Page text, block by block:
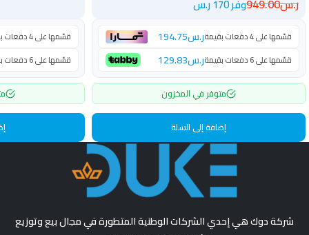
ر.س949.00وفر 170 ر.س
قسّمها على 4 دفعات بقيمة ر.س194.75
قسّمها على 6 دفعات بقيمة ر.س129.83
متوفر في المخزون
إضافة إلى السلة
قسّمها على 4 دفعات بقيمة
قسّمها على 6 دفعات بقيمة
شركة دوك هي إحدي الشركات الوطنية المتطورة في مجال بيع وتوزيع